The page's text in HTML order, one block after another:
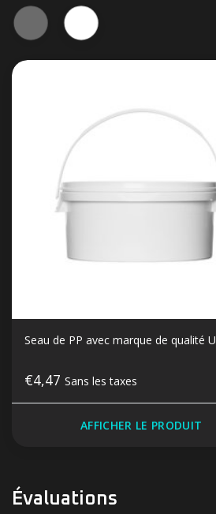
Seau de PP avec marque de qualité
€4,47 Sans les taxes
AFFICHER LE PRODUIT
Évaluations